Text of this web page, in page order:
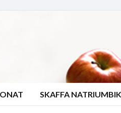
SKAFFA